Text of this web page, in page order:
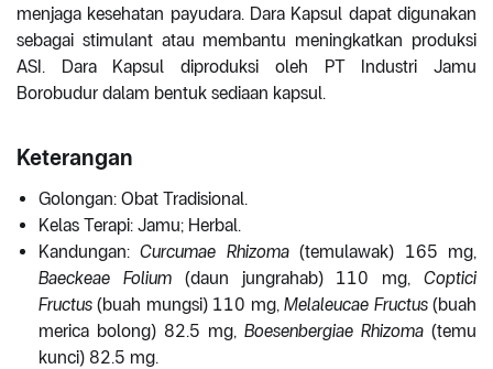
menjaga kesehatan payudara. Dara Kapsul dapat digunakan
sebagai stimulant atau membantu meningkatkan produksi
ASI. Dara Kapsul diproduksi oleh PT Industri Jamu
Borobudur dalam bentuk sediaan kapsul.
Keterangan
Golongan: Obat Tradisional.
Kelas Terapi: Jamu; Herbal.
Kandungan:Curcumae Rhizoma(temulawak) 165 mg,
Baeckeae Folium(daun jungrahab) 110 mg,Coptici
Fructus (buah mungsi) 110 mg,Melaleucae Fructus(buah
merica bolong) 82.5 mg, Boesenbergiae Rhizoma (temu
kunci) 82.5 mg.